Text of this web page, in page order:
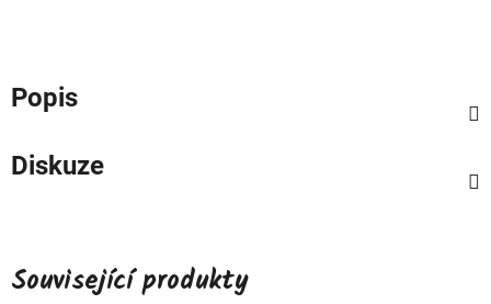
Popis
Diskuze
Související produkty